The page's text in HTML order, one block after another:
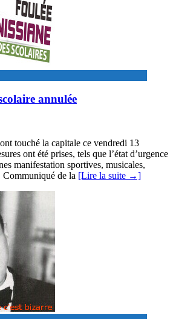
annulée
touché la capitale ce vendredi 13
ont été prises, tels que l’état d’urgence
manifestation sportives, musicales,
Communiqué de la [Lire la suite →]